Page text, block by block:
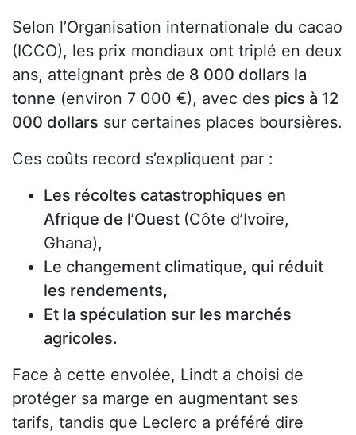
Selon l’Organisation internationale du cacao
(ICCO), les prix mondiaux ont triplé en deux
ans, atteignant près de 8 000 dollars la
tonne (environ 7 000 €), avec des pics à 12
000 dollars sur certaines places boursières.
Ces coûts record s’expliquent par :
Les récoltes catastrophiques en
Afrique de l’Ouest (Côte d’Ivoire,
Ghana),
Le changement climatique, qui réduit
les rendements,
Et la spéculation sur les marchés
agricoles.
Face à cette envolée, Lindt a choisi de
protéger sa marge en augmentant ses
tarifs, tandis que Leclerc a préféré dire